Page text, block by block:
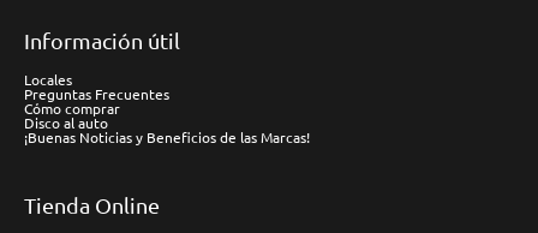
Información útil
Locales
Preguntas Frecuentes
Cómo comprar
Disco al auto
¡Buenas Noticias y Beneficios de las Marcas!
Tienda Online